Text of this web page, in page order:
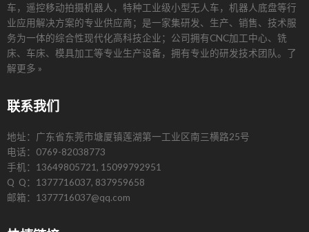
车，遥控移动拍摄机器人，特种工业级小型无人车，机器人底盘等行
业应用解决方案的专业供应商；是一家集研发、生产、销售、技术服
务为一体的综合性现代化高科技企业；公司拥有CNC加工中心、铣
床、车床、模具加工等专业生产设备，拥有专业的研发技术团队。 了
解更多 »
联系我们
地址：广东省东莞市塘厦镇莲湖第一工业区南三横路25号
电话：0769-82038773
手机：13649805721, 15099792951
Q Q：1377716037, 837959658
邮箱：1377716037@qq.com